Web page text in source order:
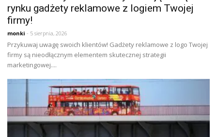
rynku gadżety reklamowe z logiem Twojej
firmy!
monki - 5 sierpnia, 2026
Przykuwaj uwagę swoich klientów! Gadżety reklamowe z logo Twojej
firmy są nieodłącznym elementem skutecznej strategii
marketingowej....